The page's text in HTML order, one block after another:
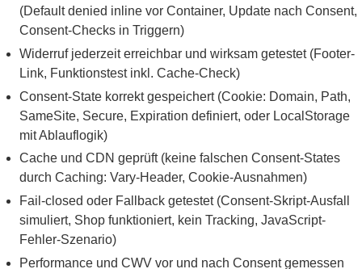
(Default denied inline vor Container, Update nach Consent,
Consent-Checks in Triggern)
Widerruf jederzeit erreichbar und wirksam getestet (Footer-
Link, Funktionstest inkl. Cache-Check)
Consent-State korrekt gespeichert (Cookie: Domain, Path,
SameSite, Secure, Expiration definiert, oder LocalStorage
mit Ablauflogik)
Cache und CDN geprüft (keine falschen Consent-States
durch Caching: Vary-Header, Cookie-Ausnahmen)
Fail-closed oder Fallback getestet (Consent-Skript-Ausfall
simuliert, Shop funktioniert, kein Tracking, JavaScript-
Fehler-Szenario)
Performance und CWV vor und nach Consent gemessen